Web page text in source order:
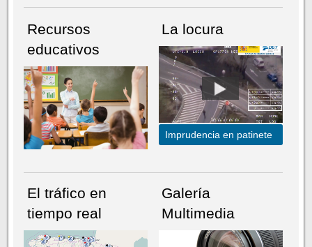
Recursos
educativos
La locura
Imprudencia en patinete
El tráfico en
tiempo real
Galería
Multimedia